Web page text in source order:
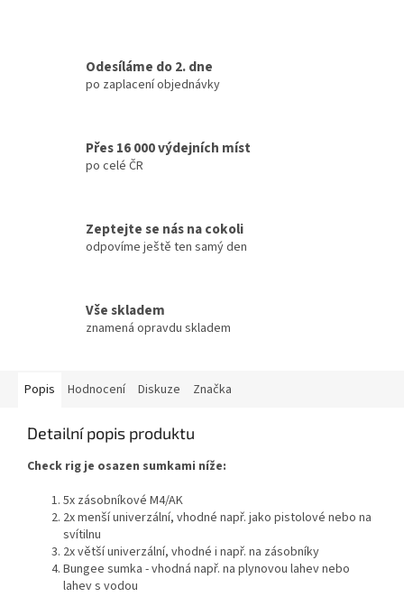
Odesíláme do 2. dne
po zaplacení objednávky
Přes 16 000 výdejních míst
po celé ČR
Zeptejte se nás na cokoli
odpovíme ještě ten samý den
Vše skladem
znamená opravdu skladem
Popis Hodnocení Diskuze Značka
Detailní popis produktu
Check rig je osazen sumkami níže:
5x zásobníkové M4/AK
2x menší univerzální, vhodné např. jako pistolové nebo na
svítilnu
2x větší univerzální, vhodné i např. na zásobníky
Bungee sumka - vhodná např. na plynovou lahev nebo
lahev s vodou